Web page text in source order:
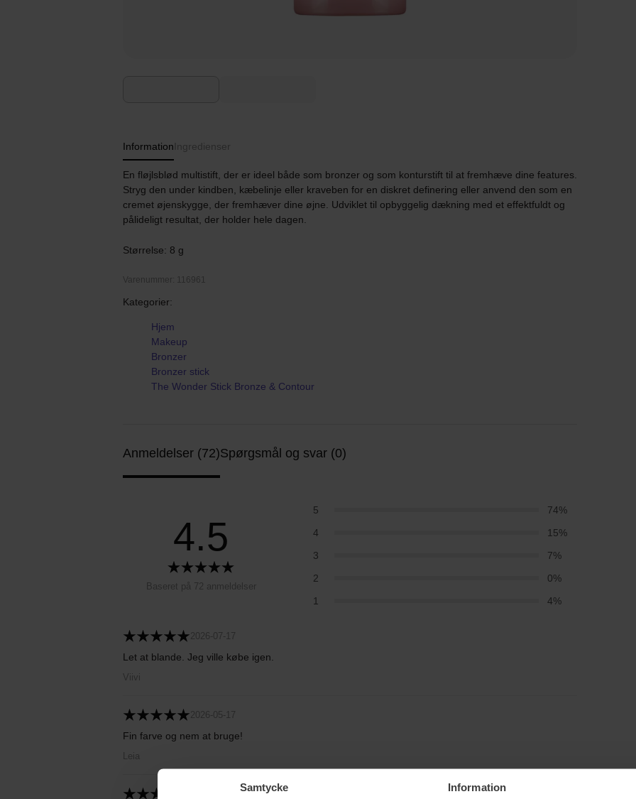
Samtycke Information
Information Ingredienser
En fløjlsblød multistift, der er ideel både som bronzer og som konturstift til at fremhæve dine features.
Stryg den under kindben, kæbelinje eller kraveben for en diskret definering eller anvend den som en
cremet øjenskygge, der fremhæver dine øjne. Udviklet til opbyggelig dækning med et effektfuldt og
pålideligt resultat, der holder hele dagen.
Størrelse: 8 g
Varenummer: 116961
Kategorier:
Hjem
Makeup
Bronzer
Bronzer stick
The Wonder Stick Bronze & Contour
Anmeldelser (72)Spørgsmål og svar (0)
4.5
Baseret på 72 anmeldelser
5
74%
4
15%
3
7%
2
0%
1
4%
2026-07-17
Let at blande. Jeg ville købe igen.
Viivi
2026-05-17
Fin farve og nem at bruge!
Leia